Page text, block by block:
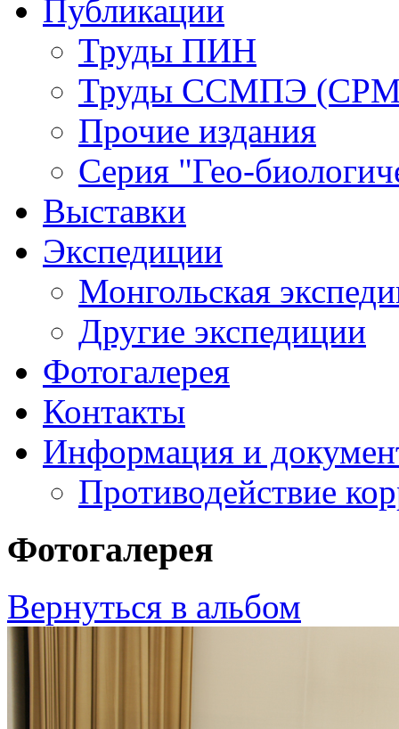
Публикации
Труды ПИН
Труды ССМПЭ
Прочие издания
Серия "Гео-
Выставки
Экспедиции
Монгольская
Другие экспедиции
Фотогалерея
Контакты
Информация и
Противодействие
Фотогалерея
Вернуться в альбом